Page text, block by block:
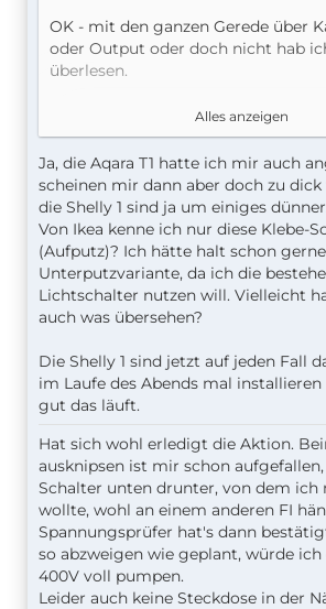
OK - mit den ganzen Gerede über
oder Output oder doch nicht hab
überlesen.
Du willst also die Hue drinnen
Shelly irgendwas anderes steuern?
günstig sein?
Mir fallen dazu die IKEA Taster ein
Wandschalter. Die Shelly i3 ist auch
Schaltaktor. Oder die Shelly Button.
walta
Alles anzeigen
Ja, die Aqara T1 hatte ich mir auch
scheinen mir dann aber doch zu
die Shelly 1 sind ja um einiges
Von Ikea kenne ich nur diese Klebe-
(Aufputz)? Ich hätte halt schon
Unterputzvariante, da ich die
Lichtschalter nutzen will. Vielleicht
auch was übersehen?
Die Shelly 1 sind jetzt auf jeden Fall
im Laufe des Abends mal
gut das läuft.
Hat sich wohl erledigt die Aktion.
ausknipsen ist mir schon aufgefallen,
Schalter unten drunter, von dem ich
wollte, wohl an einem anderen FI
Spannungsprüfer hat's dann
so abzweigen wie geplant, würde
400V voll pumpen.
Leider auch keine Steckdose in der